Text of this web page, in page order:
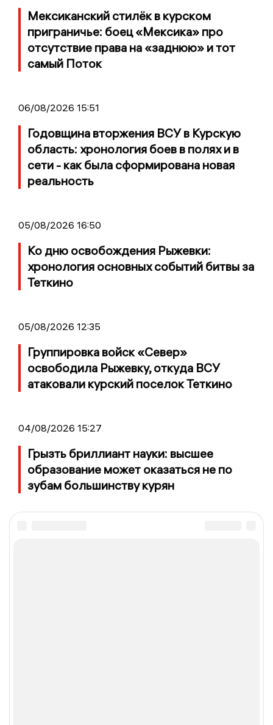
Мексиканский стилёк в курском
приграничье: боец «Мексика» про
отсутствие права на «заднюю» и тот
самый Поток
06/08/2026 15:51
Годовщина вторжения ВСУ в Курскую
область: хронология боев в полях и в
сети - как была сформирована новая
реальность
05/08/2026 16:50
Ко дню освобождения Рыжевки:
хронология основных событий битвы за
Теткино
05/08/2026 12:35
Группировка войск «Север»
освободила Рыжевку, откуда ВСУ
атаковали курский поселок Теткино
04/08/2026 15:27
Грызть бриллиант науки: высшее
образование может оказаться не по
зубам большинству курян